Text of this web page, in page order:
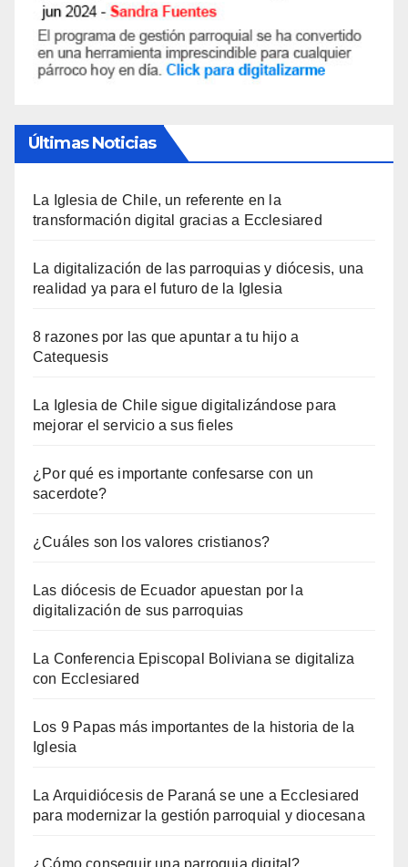
Últimas Noticias
La Iglesia de Chile, un referente en la
transformación digital gracias a Ecclesiared
La digitalización de las parroquias y diócesis, una
realidad ya para el futuro de la Iglesia
8 razones por las que apuntar a tu hijo a
Catequesis
La Iglesia de Chile sigue digitalizándose para
mejorar el servicio a sus fieles
¿Por qué es importante confesarse con un
sacerdote?
¿Cuáles son los valores cristianos?
Las diócesis de Ecuador apuestan por la
digitalización de sus parroquias
La Conferencia Episcopal Boliviana se digitaliza
con Ecclesiared
Los 9 Papas más importantes de la historia de la
Iglesia
La Arquidiócesis de Paraná se une a Ecclesiared
para modernizar la gestión parroquial y diocesana
¿Cómo conseguir una parroquia digital?